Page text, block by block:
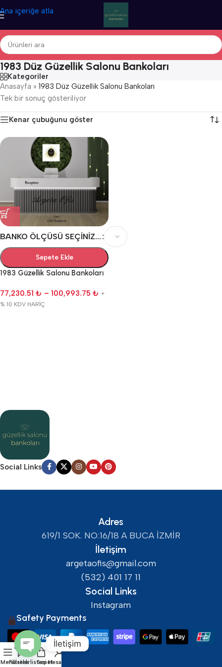
Ana içeriğe atla
1983 Düz Güzellik Salonu Bankoları
Kategoriler
Anasayfa » 1983 Düz Güzellik Salonu Bankoları
Tek bir sonuç gösteriliyor
Kenar çubuğunu göster
BANKO ÖLÇÜSÜ SEÇINIZ...
Sepete Ekle
1983 Güzellik Salonu Bankoları
77,230.51 ₺ – 100,993.75 ₺ +
% 10 KDV HARİÇ
Social Links
Adres
619/1 SOK. NO:16/18 A BUCA İZMİR
İletişim
argetaofis@gmail.com
(532) 401 17 11
Social Links
Instagram
Safety Payments
MenüFiltreler
İstek listesi
SepetHesabım
İletişim
Open